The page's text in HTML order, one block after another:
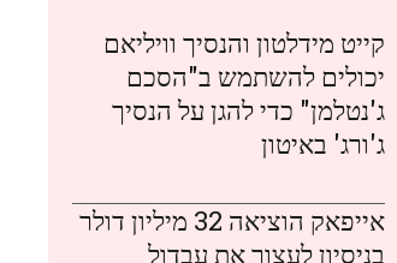
קייט מידלטון והנסיך וויליאם
יכולים להשתמש ב"הסכם
ג'נטלמן" כדי להגן על הנסיך
ג'ורג' באיטון
אייפאק הוציאה 32 מיליון דולר
בניסיון לעצור את עבדול